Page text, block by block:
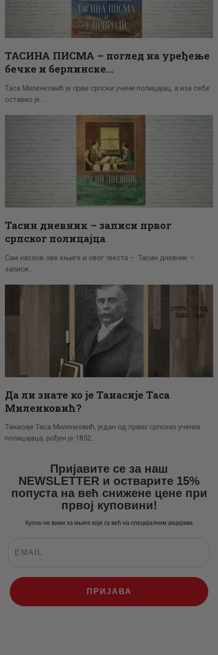
ЦЕНОВНИК
ПИСМО
ТАСИНА ПИСМА – поглед на уређење
бечке и берлинске…
Таса Миленковић је први српски учени полицајац, а иза себе
оставио је…
Тасин дневник – записи првог
српског полицајца
Сам наслов ове књиге и овог текста – Тасин дневник –
записи…
Да ли знате ко је Танасије Таса
Миленковић?
Танасије Таса Миленковић, један од првих српских учених
полицајаца, рођен је 1852.…
Пријавите се за наш
NEWSLETTER и остварите 15%
попуста на већ снижене цене при
првој куповини!
Купон не важи за књиге које су већ на специјалним акцијама
ПРИЈАВА